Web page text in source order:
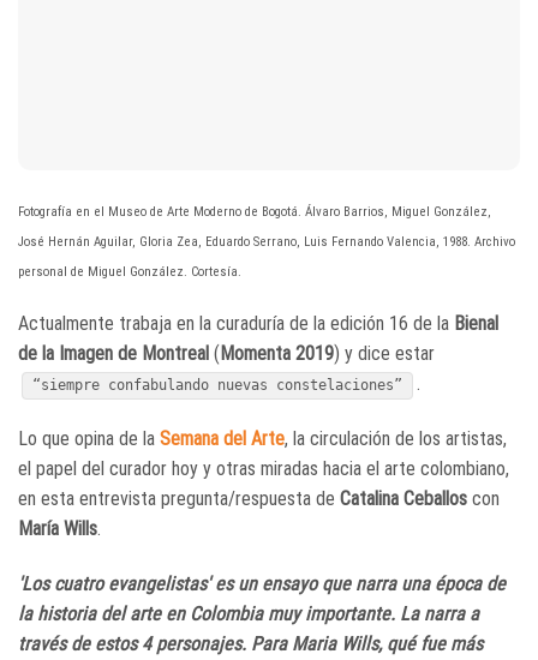
Fotografía en el Museo de Arte Moderno de Bogotá. Álvaro Barrios, Miguel González,
José Hernán Aguilar, Gloria Zea, Eduardo Serrano, Luis Fernando Valencia, 1988. Archivo
personal de Miguel González. Cortesía.
Actualmente trabaja en la curaduría de la edición 16 de la Bienal
de la Imagen de Montreal ( Momenta 2019) y dice estar
“siempre confabulando nuevas constelaciones” .
Lo que opina de la Semana del Arte, la circulación de los artistas,
el papel del curador hoy y otras miradas hacia el arte colombiano,
en esta entrevista pregunta/respuesta de Catalina Ceballos con
María Wills.
'Los cuatro evangelistas' es un ensayo que narra una época de
la historia del arte en Colombia muy importante. La narra a
través de estos 4 personajes. Para Maria Wills, qué fue más